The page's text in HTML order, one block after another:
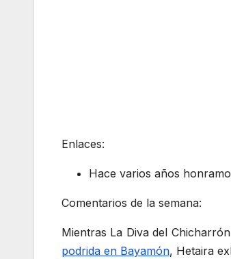
Enlaces:
Hace varios años
Comentarios de la semana:
Mientras La Diva del
podrida en Bayamón, Hetaira